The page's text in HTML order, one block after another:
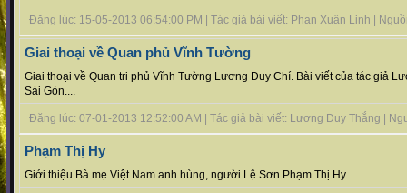
Đăng lúc: 15-05-2013 06:54:00 PM | Tác giả bài viết: Phan Xuân Linh |
Giai thoại về Quan phủ Vĩnh Tường
Giai thoại về Quan tri phủ Vĩnh Tường Lương Duy Chí. Bài viết của tác giả
Sài Gòn....
Đăng lúc: 07-01-2013 12:52:00 AM | Tác giả bài viết: Lương Duy Thắng |
Phạm Thị Hy
Giới thiệu Bà mẹ Việt Nam anh hùng, người Lệ Sơn Phạm Thị Hy...